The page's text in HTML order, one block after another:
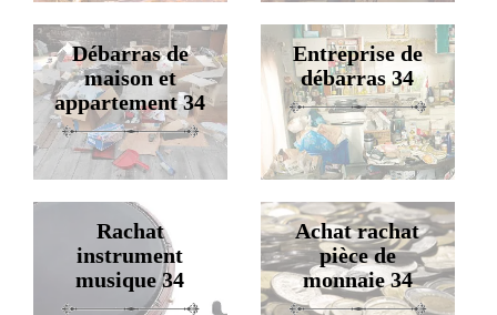
Débarras de
maison et
appartement 34
Entreprise de
débarras 34
Rachat
instrument
musique 34
Achat rachat
pièce de
monnaie 34